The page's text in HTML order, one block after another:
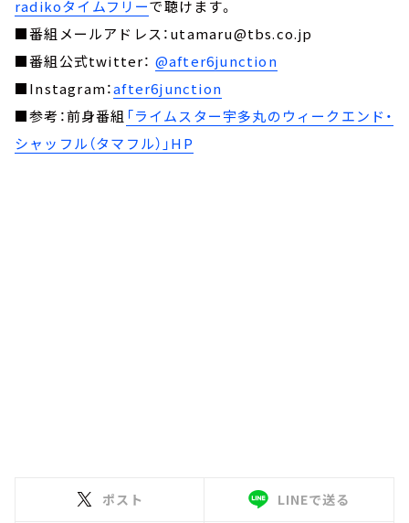
radikoタイムフリーで聴けます。
■番組メールアドレス：utamaru@tbs.co.jp
■番組公式twitter： @after6junction
■Instagram：after6junction
■参考：前身番組 「ライムスター宇多丸のウィークエンド・
シャッフル（タマフル）」HP
ポスト LINEで送る